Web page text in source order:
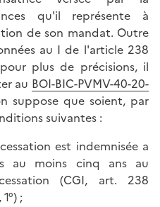
qu'il représente à
de son mandat. Outre
au I de l'article 238
plus de précisions, il
au BOI-BIC-PVMV-40-20-
suppose que soient, par
suivantes :
est indemnisée a
au moins cinq ans au
(CGI, art. 238
;